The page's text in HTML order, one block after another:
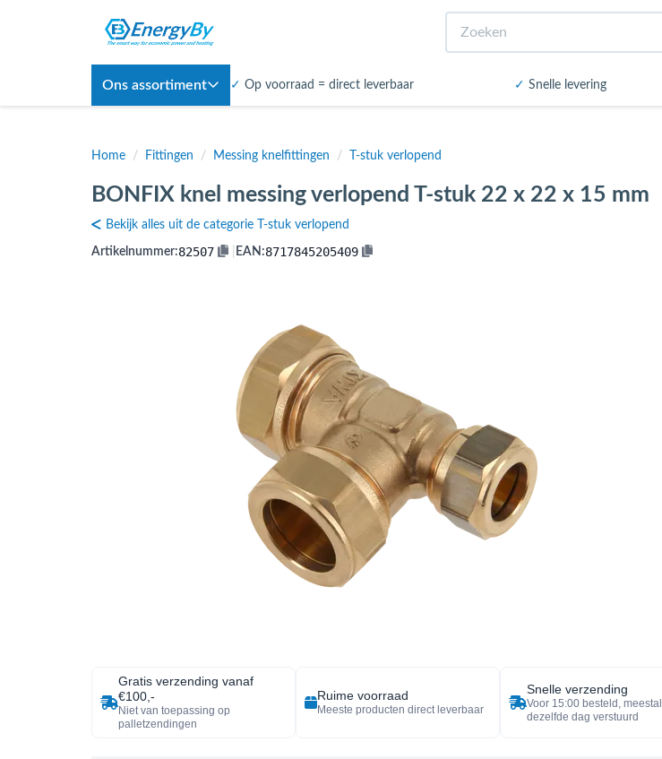
Ons assortiment ✓ Op voorraad = direct leverbaar ✓ Snelle levering
Home / Fittingen / Messing knelfittingen / T-stuk verlopend
BONFIX knel messing verlopend T-stuk 22 x 22 x 15 mm
Bekijk alles uit de categorie T-stuk verlopend
Artikelnummer:82507 EAN:8717845205409
Gratis verzending vanaf
€100,-
Niet van toepassing op
palletzendingen
Ruime voorraad
Meeste producten direct leverbaar
Snelle verzending
Voor 15:00 besteld, meestal
dezelfde dag verstuurd